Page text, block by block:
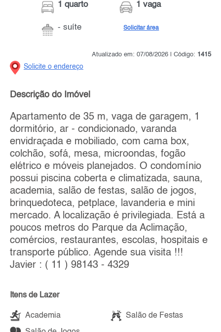
1 quarto
- suíte
1 vaga
Solicitar área
Atualizado em: 07/08/2026 | Código: 1415
Solicite o endereço
Descrição do Imóvel
Apartamento de 35 m, vaga de garagem, 1
dormitório, ar - condicionado, varanda
envidraçada e mobiliado, com cama box,
colchão, sofá, mesa, microondas, fogão
elétrico e móveis planejados. O condomínio
possui piscina coberta e climatizada, sauna,
academia, salão de festas, salão de jogos,
brinquedoteca, petplace, lavanderia e mini
mercado. A localização é privilegiada. Está a
poucos metros do Parque da Aclimação,
comércios, restaurantes, escolas, hospitais e
transporte público. Agende sua visita !!!
Javier : ( 11 ) 98143 - 4329
Itens de Lazer
Academia Salão de Festas